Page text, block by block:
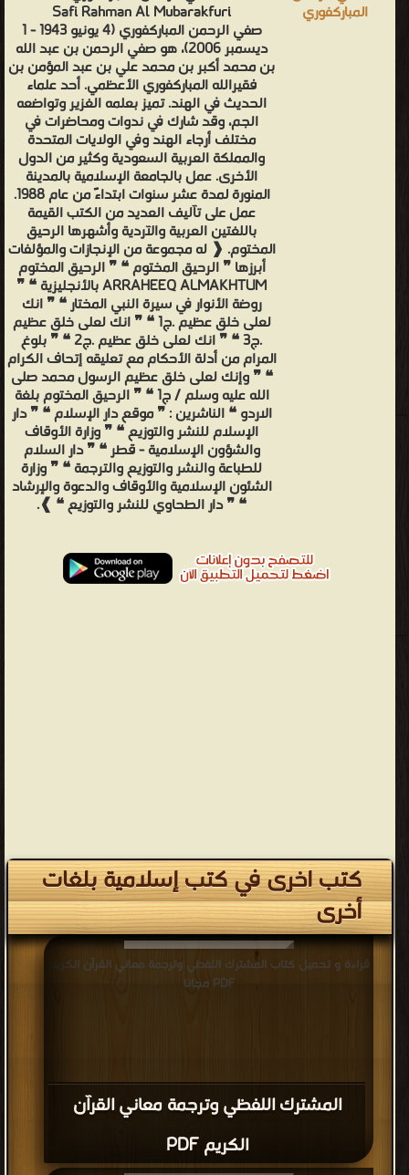
Safi Rahman Al Mubarakfuri
صفي الرحمن المباركفوري (4 يونيو 1943 - 1
ديسمبر 2006)، هو صفي الرحمن بن عبد الله
بن محمد أكبر بن محمد علي بن عبد المؤمن بن
فقيرالله المباركفوري الأعظمي. أحد علماء
الحديث في الهند. تميز بعلمه الغزير وتواضعه
الجم، وقد شارك في ندوات ومحاضرات في
مختلف أرجاء الهند وفي الولايات المتحدة
والمملكة العربية السعودية وكثير من الدول
الأخرى. عمل بالجامعة الإسلامية بالمدينة
المنورة لمدة عشر سنوات ابتداءً من عام 1988.
عمل على تآليف العديد من الكتب القيمة
باللغتين العربية والآردية وأشهرها الرحيق
المختوم. ❰ له مجموعة من الإنجازات والمؤلفات
أبرزها ❞ الرحيق المختوم ❝ ❞ الرحيق المختوم
ARRAHEEQ ALMAKHTUM بالأنجليزية ❝ ❞
روضة الأنوار في سيرة النبي المختار ❝ ❞ انك
لعلى خلق عظيم .ج1 ❝ ❞ انك لعلى خلق عظيم
.ج3 ❝ ❞ انك لعلى خلق عظيم .ج2 ❝ ❞ بلوغ
المرام من أدلة الأحكام مع تعليقه إتحاف الكرام
❝ ❞ وإنك لعلى خلق عظيم الرسول محمد صلى
الله عليه وسلم / ج1 ❝ ❞ الرحیق المختوم بلغة
الاردو ❝ الناشرين : ❞ موقع دار الإسلام ❝ ❞ دار
الإسلام للنشر والتوزيع ❝ ❞ وزارة الأوقاف
والشؤون الإسلامية - قطر ❝ ❞ دار السلام
للطباعة والنشر والتوزيع والترجمة ❝ ❞ وزارة
الشئون الإسلامية والأوقاف والدعوة والإرشاد
❝ ❞ دار الطحاوي للنشر والتوزيع ❝ ❱.
كتب اخرى في كتب إسلامية بلغات
أخرى
المشترك اللفظي وترجمة معاني القرآن
الكريم PDF
قراءة و تحميل كتاب المشترك اللفظي وترجمة معاني القرآن الكريم
PDF مجانا